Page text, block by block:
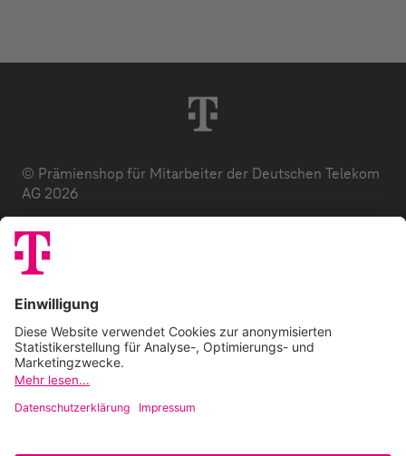
© Prämienshop für Mitarbeiter der Deutschen Telekom
AG 2026
Datenschutz
Impressum
Zuzahlung
E-Codes